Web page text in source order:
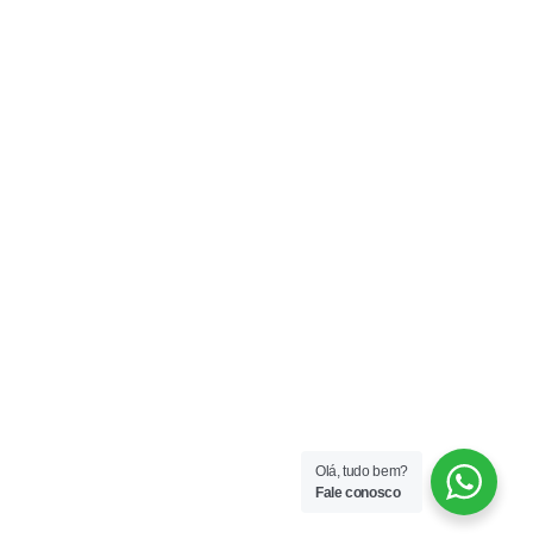
Olá, tudo bem?
Fale conosco